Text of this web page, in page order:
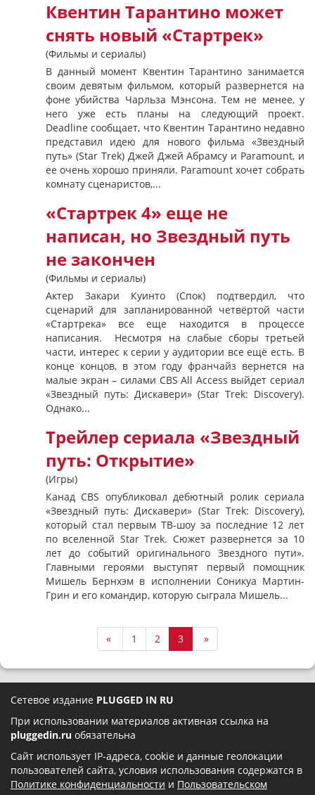
Квентин Тарантино может
снять новый «Стартрек»
(Фильмы и сериалы)
В данный момент Квентин Тарантино занимается
своим девятым фильмом, который развернется на
фоне убийства Чарльза Мэнсона. Тем не менее, у
него уже есть планы на следующий проект.
Deadline сообщает, что Квентин Тарантино недавно
представил идею для нового фильма «Звездный
путь» (Star Trek) Джей Джей Абрамсу и Paramount, и
ее очень хорошо приняли. Paramount хочет собрать
комнату сценаристов,...
«Стартрек 4» еще не
написан, но Звездный путь
не закончен
(Фильмы и сериалы)
Актер Закари Куинто (Спок) подтвердил, что
сценарий для запланированной четвёртой части
«Стартрека» все еще находится в процессе
написания. Несмотря на слабые сборы третьей
части, интерес к серии у аудитории все ещё есть. В
конце концов, в этом году франчайз вернется на
малые экран – силами CBS All Access выйдет сериал
«Звездный путь: Дискавери» (Star Trek: Discovery).
Однако...
Трейлер сериала «Звездный
путь: Открытие»
(Игры)
Канад CBS опубликовал дебютный ролик сериала
«Звездный путь: Дискавери» (Star Trek: Discovery),
который стал первым ТВ-шоу за последние 12 лет
по вселенной Star Trek. Сюжет развернется за 10
лет до событий оригинального Звездного пути».
Главными героями выступят первый помощник
Мишель Бернхэм в исполнении Соникуа Мартин-
Грин и его командир, которую сыграла Мишель...
« 1 2 3 »
Сетевое издание PLUGGED IN RU
При использовании материалов активная ссылка на
pluggedin.ru обязательна
Сайт использует IP-адреса, cookie и данные геолокации
пользователей сайта, условия использования содержатся в
Политике конфиденциальности и Пользовательском